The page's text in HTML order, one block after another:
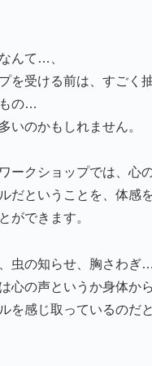
んて…、
を受ける前は、すごく
の…
いのかもしれません。
ークショップでは、心
だということを、体感
ができます。
虫の知らせ、胸さわぎ…
心の声というか身体か
を感じ取っているのだ